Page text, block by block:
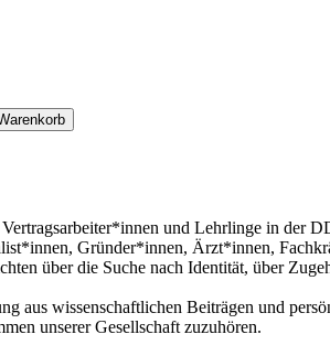
und Lehrlinge in der
Gründer*innen, Ärzt*innen,
über die Suche nach Identität, über
aus wissenschaftlichen Beiträgen und
unserer Gesellschaft zuzuhören.